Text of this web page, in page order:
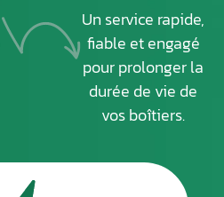
Un service rapide,
fiable et engagé
pour prolonger la
durée de vie de
vos boîtiers.